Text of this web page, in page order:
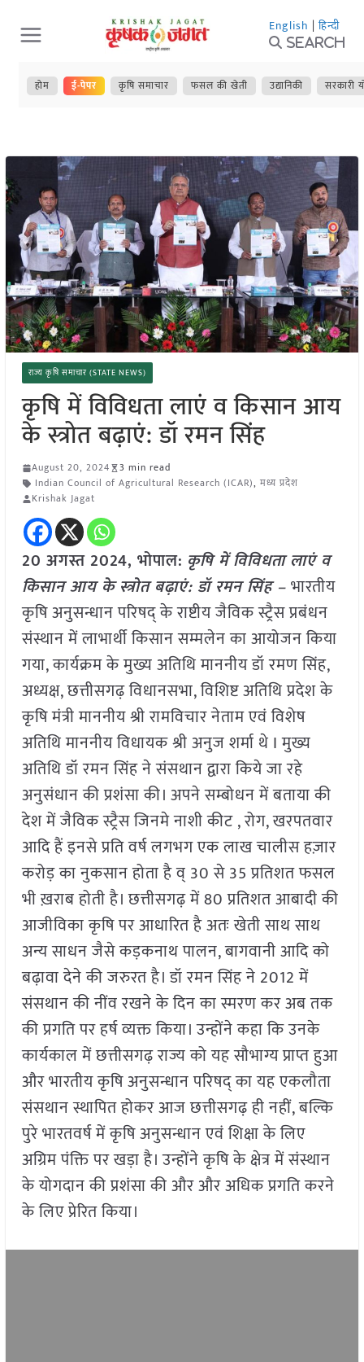
Skip
to
content
English | हिन्दी
Search
होम ई-पेपर कृषि समाचार फसल की खेती उद्यानिकी सरकारी
राज्य कृषि समाचार (STATE NEWS)
कृषि में विविधता लाएं व किसान आय
के स्त्रोत बढ़ाएं: डॉ रमन सिंह
August 20, 2024
3 min read
Indian Council of Agricultural Research (ICAR), मध्य प्रदेश
Krishak Jagat
20 अगस्त 2024, भोपाल: कृषि में विविधता लाएं व
किसान आय के स्त्रोत बढ़ाएं: डॉ रमन सिंह –भारतीय
कृषि अनुसन्धान परिषद् के राष्टीय जैविक स्ट्रैस प्रबंधन
संस्थान में लाभार्थी किसान सम्मलेन का आयोजन किया
गया, कार्यक्रम के मुख्य अतिथि माननीय डॉ रमण सिंह,
अध्यक्ष, छत्तीसगढ़ विधानसभा, विशिष्ट अतिथि प्रदेश के
कृषि मंत्री माननीय श्री रामविचार नेताम एवं विशेष
अतिथि माननीय विधायक श्री अनुज शर्मा थे I मुख्य
अतिथि डॉ रमन सिंह ने संसथान द्वारा किये जा रहे
अनुसंधान की प्रशंसा की। अपने सम्बोधन में बताया की
देश में जैविक स्ट्रैस जिनमे नाशी कीट , रोग, खरपतवार
आदि हैं इनसे प्रति वर्ष लगभग एक लाख चालीस हज़ार
करोड़ का नुकसान होता है व् 30 से 35 प्रतिशत फसल
भी ख़राब होती है। छत्तीसगढ़ में 80 प्रतिशत आबादी की
आजीविका कृषि पर आधारित है अतः खेती साथ साथ
अन्य साधन जैसे कड़कनाथ पालन, बागवानी आदि को
बढ़ावा देने की जरुरत है। डॉ रमन सिंह ने 2012 में
संसथान की नींव रखने के दिन का स्मरण कर अब तक
की प्रगति पर हर्ष व्यक्त किया। उन्होंने कहा कि उनके
कार्यकाल में छत्तीसगढ़ राज्य को यह सौभाग्य प्राप्त हुआ
और भारतीय कृषि अनुसन्धान परिषद् का यह एकलौता
संसथान स्थापित होकर आज छत्तीसगढ़ ही नहीं, बल्कि
पुरे भारतवर्ष में कृषि अनुसन्धान एवं शिक्षा के लिए
अग्रिम पंक्ति पर खड़ा है। उन्होंने कृषि के क्षेत्र में संस्थान
के योगदान की प्रशंसा की और और अधिक प्रगति करने
के लिए प्रेरित किया।